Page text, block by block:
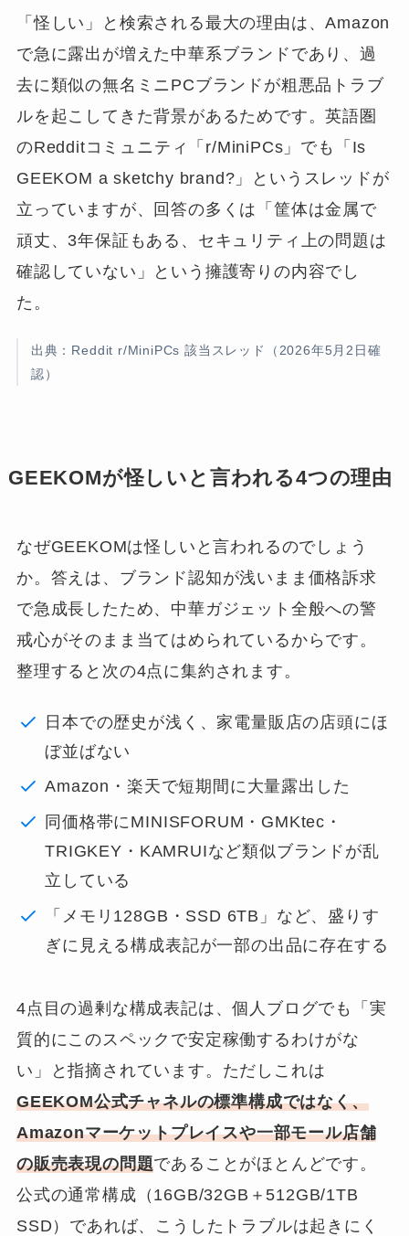
「怪しい」と検索される最大の理由は、Amazon
で急に露出が増えた中華系ブランドであり、過
去に類似の無名ミニPCブランドが粗悪品トラブ
ルを起こしてきた背景があるためです。英語圏
のRedditコミュニティ「r/MiniPCs」でも「Is
GEEKOM a sketchy brand?」というスレッドが
立っていますが、回答の多くは「筐体は金属で
頑丈、3年保証もある、セキュリティ上の問題は
確認していない」という擁護寄りの内容でし
た。
出典：Reddit r/MiniPCs 該当スレッド（2026年5月2日確
認）
GEEKOMが怪しいと言われる4つの理由
なぜGEEKOMは怪しいと言われるのでしょう
か。答えは、ブランド認知が浅いまま価格訴求
で急成長したため、中華ガジェット全般への警
戒心がそのまま当てはめられているからです。
整理すると次の4点に集約されます。
日本での歴史が浅く、家電量販店の店頭にほ
ぼ並ばない
Amazon・楽天で短期間に大量露出した
同価格帯にMINISFORUM・GMKtec・
TRIGKEY・KAMRUIなど類似ブランドが乱
立している
「メモリ128GB・SSD 6TB」など、盛りす
ぎに見える構成表記が一部の出品に存在する
4点目の過剰な構成表記は、個人ブログでも「実
質的にこのスペックで安定稼働するわけがな
い」と指摘されています。ただしこれは
GEEKOM公式チャネルの標準構成ではなく、
Amazonマーケットプレイスや一部モール店舗
の販売表現の問題であることがほとんどです。
公式の通常構成（16GB/32GB＋512GB/1TB
SSD）であれば、こうしたトラブルは起きにく